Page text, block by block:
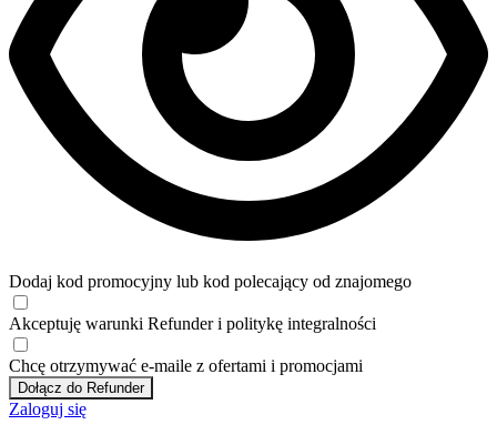
Dodaj kod promocyjny lub kod polecający od znajomego
Akceptuję warunki Refunder i politykę integralności
Chcę otrzymywać e-maile z ofertami i promocjami
Dołącz do Refunder
Zaloguj się